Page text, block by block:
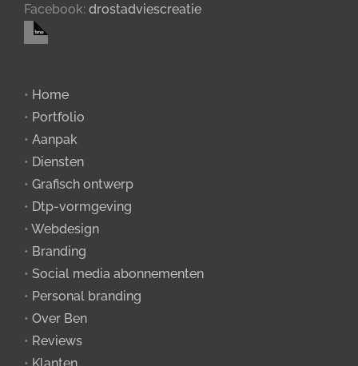
Facebook: drostadviescreatie
• Home
• Portfolio
• Aanpak
• Diensten
• Grafisch ontwerp
• Dtp-vormgeving
• Webdesign
• Branding
• Social media abonnementen
• Personal branding
• Over Ben
• Reviews